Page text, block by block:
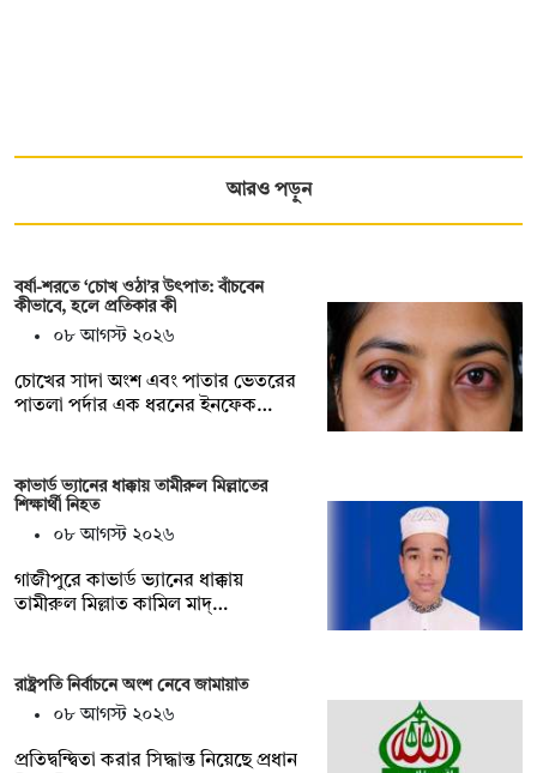
আরও পড়ুন
বর্ষা-শরতে ‘চোখ ওঠা’র উৎপাত: বাঁচবেন
কীভাবে, হলে প্রতিকার কী
০৮ আগস্ট ২০২৬
চোখের সাদা অংশ এবং পাতার ভেতরের
পাতলা পর্দার এক ধরনের ইনফেক…
কাভার্ড ভ্যানের ধাক্কায় তামীরুল মিল্লাতের
শিক্ষার্থী নিহত
০৮ আগস্ট ২০২৬
গাজীপুরে কাভার্ড ভ্যানের ধাক্কায়
তামীরুল মিল্লাত কামিল মাদ্…
রাষ্ট্রপতি নির্বাচনে অংশ নেবে জামায়াত
০৮ আগস্ট ২০২৬
প্রতিদ্বন্দ্বিতা করার সিদ্ধান্ত নিয়েছে প্রধান